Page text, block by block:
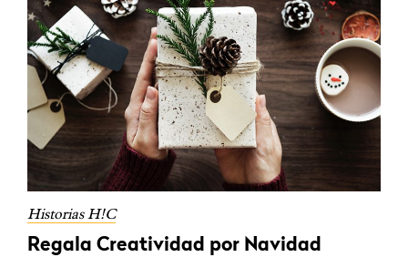
Historias H!C
Regala Creatividad por Navidad